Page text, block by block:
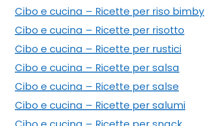
Cibo e cucina – Ricette per riso bimby
Cibo e cucina – Ricette per risotto
Cibo e cucina – Ricette per rustici
Cibo e cucina – Ricette per salsa
Cibo e cucina – Ricette per salse
Cibo e cucina – Ricette per salumi